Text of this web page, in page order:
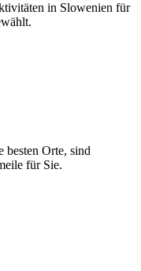
in Slowenien für
besten Orte, sind
für Sie.